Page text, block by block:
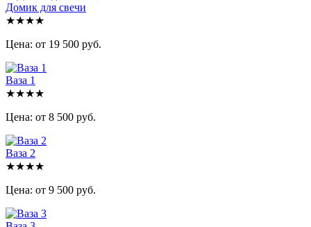
Домик для свечи
★★★★
Цена: от 19 500 руб.
Ваза 1
★★★★
Цена: от 8 500 руб.
Ваза 2
★★★★
Цена: от 9 500 руб.